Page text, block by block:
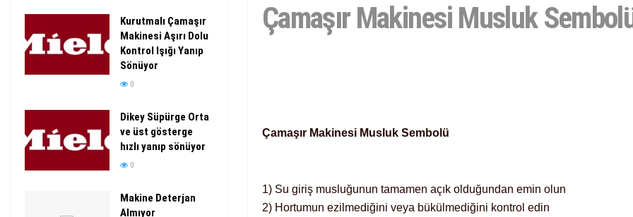
Çamaşır Makinesi Musluk
Çamaşır Makinesi Musluk Sembolü
1) Su giriş musluğunun tamamen açık olduğundan emin olun
2) Hortumun ezilmediğini veya bükülmediğini kontrol edin
Kurutmalı Çamaşır
Makinesi Aşırı Dolu
Kontrol Işığı Yanıp
Sönüyor
0
Dikey Süpürge Orta
ve üst gösterge
hızlı yanıp sönüyor
0
Makine Deterjan
Almıyor